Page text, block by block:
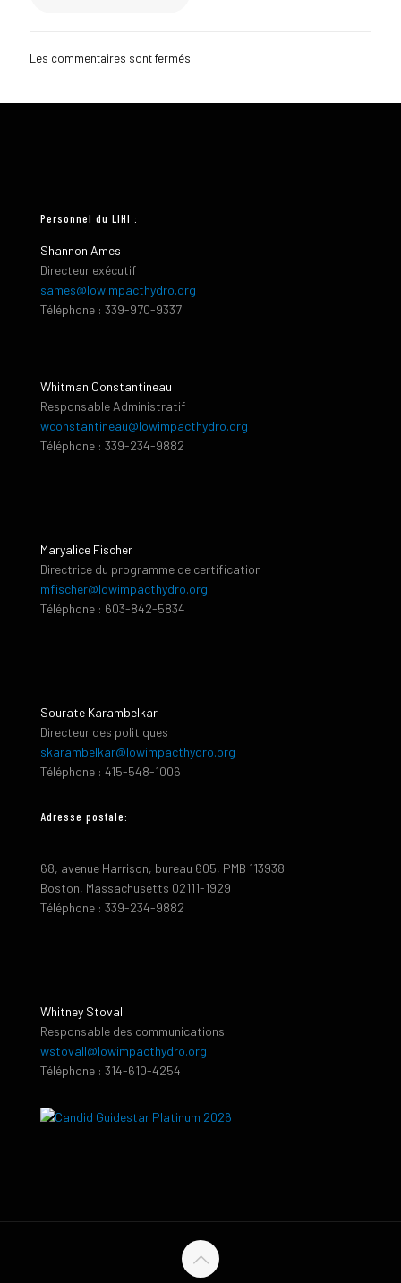
Les commentaires sont fermés.
Personnel du LIHI :
Shannon Ames
Directeur exécutif
sames@lowimpacthydro.org
Téléphone : 339-970-9337
Whitman Constantineau
Responsable Administratif
wconstantineau@lowimpacthydro.org
Téléphone : 339-234-9882
Maryalice Fischer
Directrice du programme de certification
mfischer@lowimpacthydro.org
Téléphone : 603-842-5834
Sourate Karambelkar
Directeur des politiques
skarambelkar@lowimpacthydro.org
Téléphone : 415-548-1006
Adresse postale:
68, avenue Harrison, bureau 605, PMB 113938
Boston, Massachusetts 02111-1929
Téléphone : 339-234-9882
Whitney Stovall
Responsable des communications
wstovall@lowimpacthydro.org
Téléphone : 314-610-4254